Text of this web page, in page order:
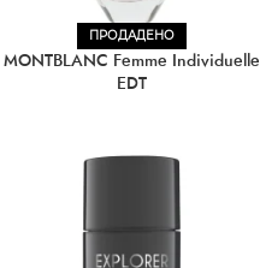
ПРОДАДЕНО
MONTBLANC Femme Individuelle
EDT